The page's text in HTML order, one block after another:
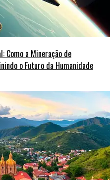
Como a Mineração de
o Futuro da Humanidade